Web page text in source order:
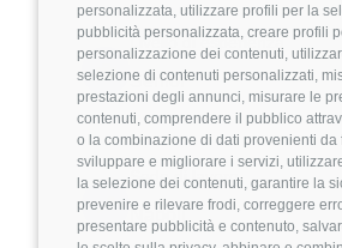
personalizzata, utilizzare profili per la
pubblicità personalizzata, creare profili
personalizzazione dei contenuti,
selezione di contenuti personalizzati,
prestazioni degli annunci, misurare le
contenuti, comprendere il pubblico
o la combinazione di dati provenienti da
sviluppare e migliorare i servizi,
la selezione dei contenuti, garantire la
prevenire e rilevare frodi, correggere
presentare pubblicità e contenuto,
nello sviluppo di prodotti digitali
L'azienda opera nei settori
Android, Flutter), frontend web e
un team di circa 20 persone e
attiva di nuovi prodotti in fase di
🖥️ Il ruolo
💼
Livello di esperienza
Senior
📍
Sede di lavoro
Napoli